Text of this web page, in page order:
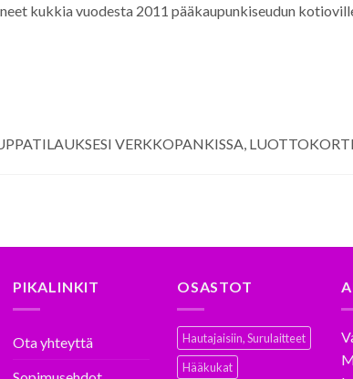
kukkia vuodesta 2011 pääkaupunkiseudun
VERKKOPANKISSA,
PIKALINKIT
Ota yhteyttä
OSASTOT
Hautajaisiin, Surulaitteet
Hääkukat